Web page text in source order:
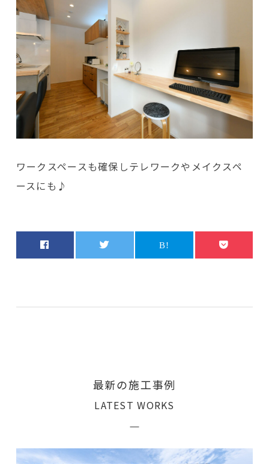
ワークスペースも確保しテレワークやメイクスペ
ースにも♪
最新の施工事例
LATEST WORKS